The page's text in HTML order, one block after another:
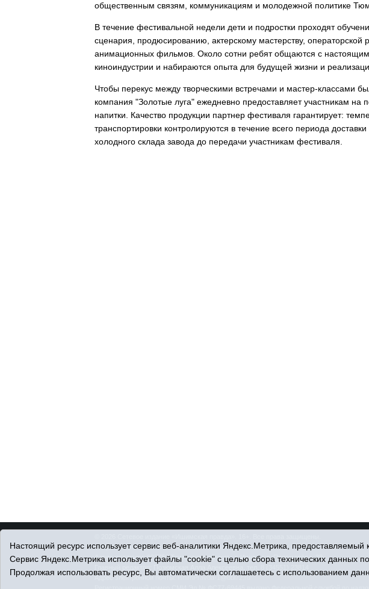
общественным связям, коммуникациям и молодежной политике
В течение фестивальной недели дети и подростки проходят
сценария, продюсированию, актерскому мастерству, операторской
анимационных фильмов. Около сотни ребят общаются с
киноиндустрии и набираются опыта для будущей жизни и
Чтобы перекус между творческими встречами и мастер-классами
компания "Золотые луга" ежедневно предоставляет участникам на
напитки. Качество продукции партнер фестиваля гарантирует:
транспортировки контролируются в течение всего периода
холодного склада завода до передачи участникам фестиваля.
© При использовании материалов ссылка обязательна.
Адрес редакции: 627750 Тюменская область, г. Ишим, ул. Пономарёва, 39.
Адрес электронной почты:IshimPravda-1@obl72.ru
Настоящий ресурс использует сервис веб-аналитики Яндекс.Метрика,
Сервис Яндекс.Метрика использует файлы "cookie" с целью сбора технических данных
Продолжая использовать ресурс, Вы автоматически соглашаетесь с использованием